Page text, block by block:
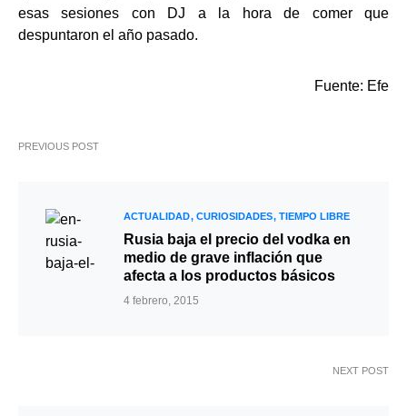
esas sesiones con DJ a la hora de comer que
despuntaron el año pasado.
Fuente: Efe
PREVIOUS POST
ACTUALIDAD CURIOSIDADES TIEMPO LIBRE
Rusia baja el precio del vodka en
medio de grave inflación que
afecta a los productos básicos
4 febrero, 2015
NEXT POST